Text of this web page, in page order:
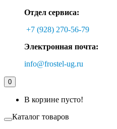
Отдел сервиса:
+7 (928) 270-56-79
Электронная почта:
info@frostel-ug.ru
0
В корзине пусто!
Каталог товаров